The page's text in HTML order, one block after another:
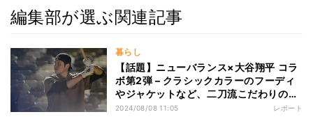
編集部が選ぶ関連記事
暮らし
【話題】ニューバランス×大谷翔平 コラ
ボ第2弾 – クラシックカラーのフーディ
やジャケットなど、二刀流こだわりのデ
ザイン
2024/08/08 11:05 レポート